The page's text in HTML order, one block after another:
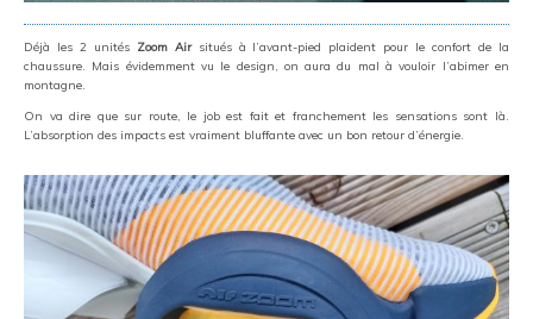
Déjà les 2 unités Zoom Airsitués à l’avant-pied plaident pour le confort de la
chaussure. Mais évidemment vu le design, on aura du mal à vouloir l’abimer en
montagne.
On va dire que sur route, le job est fait et franchement les sensations sont là.
L’absorption des impacts est vraiment bluffante avec un bon retour d’énergie.